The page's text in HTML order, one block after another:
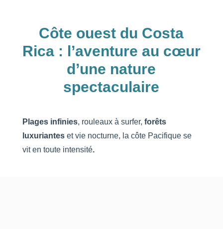
Côte ouest du Costa
Rica : l’aventure au cœur
d’une nature
spectaculaire
Plages infinies, rouleaux à surfer, forêts
luxurianteset vie nocturne, la côte Pacifique se
vit en toute intensité.